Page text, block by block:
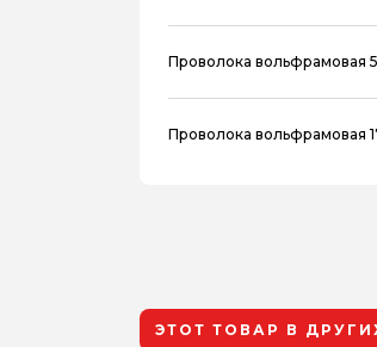
Проволока вольфрамовая
Проволока вольфрамовая
ЭТОТ ТОВАР В